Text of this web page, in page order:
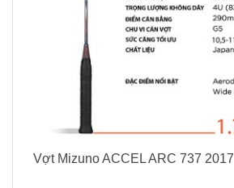
Vợt Mizuno ACCEL ARC 737 2017